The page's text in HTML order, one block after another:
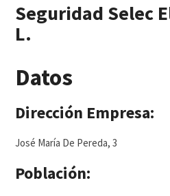
Seguridad Selec
L.
Datos
Dirección Empresa:
José María De Pereda, 3
Población: